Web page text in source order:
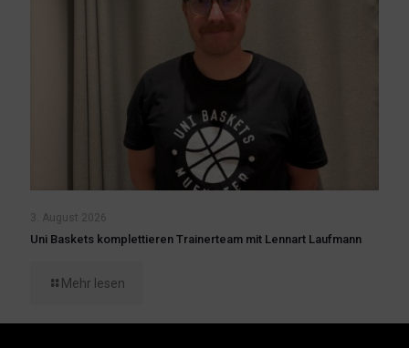
3. August 2026
Uni Baskets komplettieren Trainerteam mit Lennart Laufmann
Mehr lesen